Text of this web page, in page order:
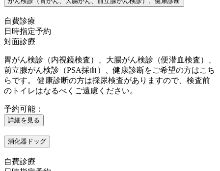
自費診療
日時指定予約
対面診療
胃がん検診（内視鏡検査）、大腸がん検診（便潜血検査）、
前立腺がん検診（PSA採血）、健康診断をご希望の方はこち
らです。 健康診断の方は採尿検査がありますので、検査前
のトイレはなるべくご遠慮ください。
予約可能：
詳細を見る
消化器ドッグ
自費診療